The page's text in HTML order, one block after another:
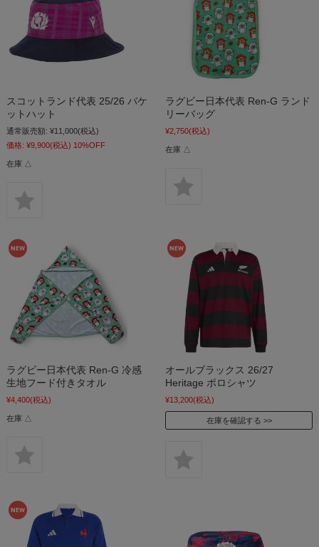
スコットランド代表 25/26 バケ
ットハット
通常販売額: ¥11,000(税込)
価格: ¥9,900(税込) 10%OFF
在庫 △
ラグビー日本代表 Ren-G ランド
リーバッグ
¥2,750(税込)
在庫 △
ラグビー日本代表 Ren-G 冷感
生地フード付きタオル
¥4,400(税込)
在庫 △
オールブラックス 26/27
Heritage ポロシャツ
¥13,200(税込)
在庫を確認する